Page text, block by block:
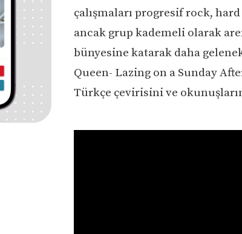
çalışmaları progresif rock,
ancak grup kademeli olarak
bünyesine katarak daha
Queen- Lazing on a Sunday
Türkçe çevirisini ve